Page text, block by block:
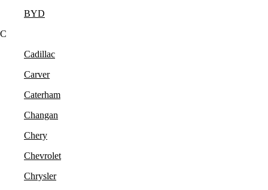
BYD
C
Cadillac
Carver
Caterham
Changan
Chery
Chevrolet
Chrysler